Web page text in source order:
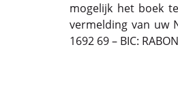
mogelijk het boek
vermelding van uw
1692 69 – BIC: